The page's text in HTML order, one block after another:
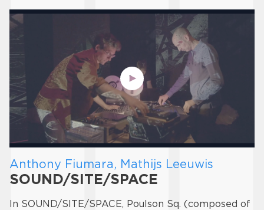
Anthony Fiumara, Mathijs Leeuwis
SOUND/SITE/SPACE
In SOUND/SITE/SPACE, Poulson Sq. (composed of